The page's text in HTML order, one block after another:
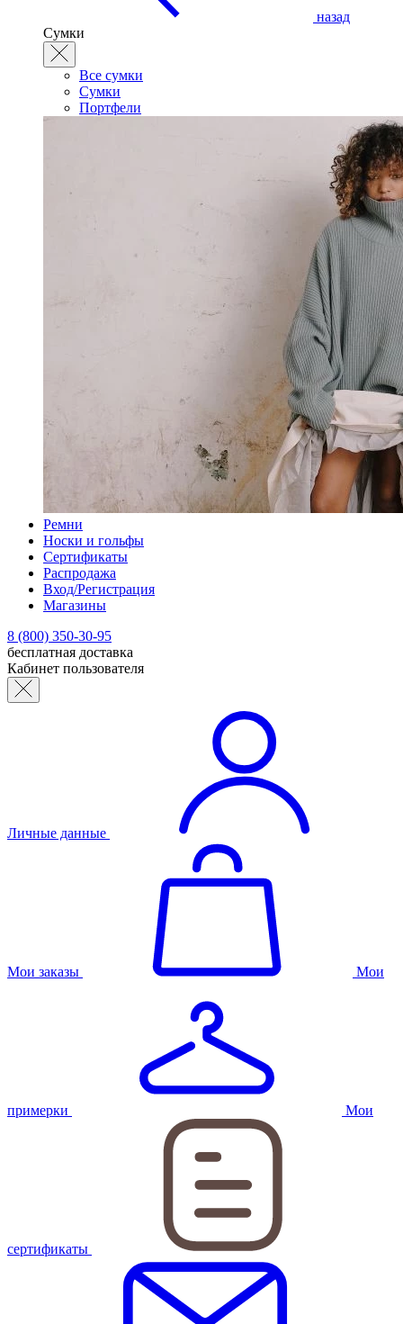
назад
Сумки
Все сумки
Сумки
Портфели
Ремни
Носки и гольфы
Сертификаты
Распродажа
Вход/Регистрация
Магазины
8 (800) 350-30-95
бесплатная доставка
Кабинет пользователя
Личные данные
Мои заказы Мои
примерки Мои
сертификаты